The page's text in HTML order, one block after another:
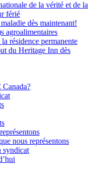
de la vérité et de la
férié
dès maintenant!
agroalimentaires
résidence permanente
du Heritage Inn dès
nous représentons
syndicat